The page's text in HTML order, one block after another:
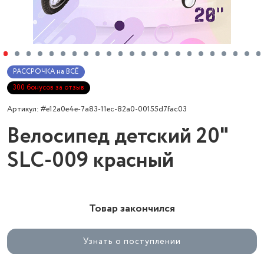
РАССРОЧКА на ВСЁ
300 бонусов за отзыв
Артикул: #e12a0e4e-7a83-11ec-82a0-00155d7fac03
Велосипед детский 20"
SLC-009 красный
Товар закончился
Узнать о поступлении